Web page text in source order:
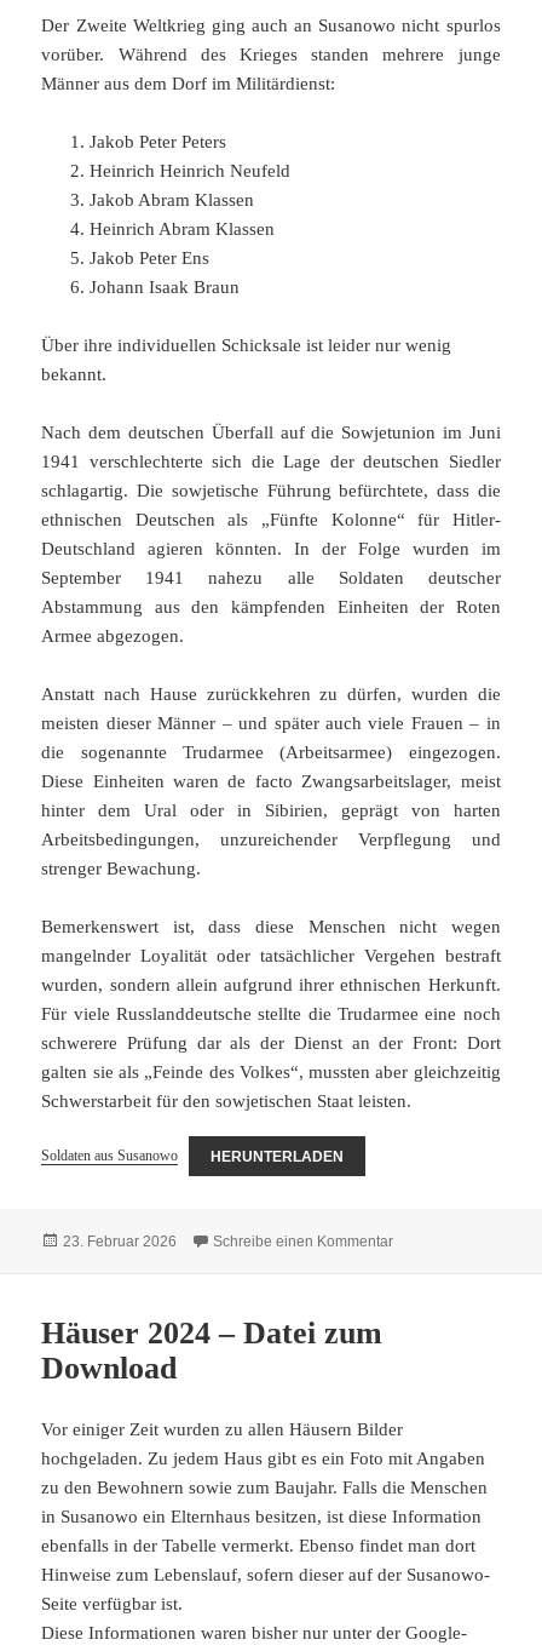
Der Zweite Weltkrieg ging auch an Susanowo nicht spurlos
vorüber. Während des Krieges standen mehrere junge
Männer aus dem Dorf im Militärdienst:
Jakob Peter Peters
Heinrich Heinrich Neufeld
Jakob Abram Klassen
Heinrich Abram Klassen
Jakob Peter Ens
Johann Isaak Braun
Über ihre individuellen Schicksale ist leider nur wenig
bekannt.
Nach dem deutschen Überfall auf die Sowjetunion im Juni
1941 verschlechterte sich die Lage der deutschen Siedler
schlagartig. Die sowjetische Führung befürchtete, dass die
ethnischen Deutschen als „Fünfte Kolonne“ für Hitler-
Deutschland agieren könnten. In der Folge wurden im
September 1941 nahezu alle Soldaten deutscher
Abstammung aus den kämpfenden Einheiten der Roten
Armee abgezogen.
Anstatt nach Hause zurückkehren zu dürfen, wurden die
meisten dieser Männer – und später auch viele Frauen – in
die sogenannte Trudarmee (Arbeitsarmee) eingezogen.
Diese Einheiten waren de facto Zwangsarbeitslager, meist
hinter dem Ural oder in Sibirien, geprägt von harten
Arbeitsbedingungen, unzureichender Verpflegung und
strenger Bewachung.
Bemerkenswert ist, dass diese Menschen nicht wegen
mangelnder Loyalität oder tatsächlicher Vergehen bestraft
wurden, sondern allein aufgrund ihrer ethnischen Herkunft.
Für viele Russlanddeutsche stellte die Trudarmee eine noch
schwerere Prüfung dar als der Dienst an der Front: Dort
galten sie als „Feinde des Volkes“, mussten aber gleichzeitig
Schwerstarbeit für den sowjetischen Staat leisten.
Soldaten aus Susanowo HERUNTERLADEN
Veröffentlicht
23. Februar 2026 Schreibe einen Kommentarzu Soldaten aus
Häuser 2024 – Datei zum
Download
Vor einiger Zeit wurden zu allen Häusern Bilder
hochgeladen. Zu jedem Haus gibt es ein Foto mit Angaben
zu den Bewohnern sowie zum Baujahr. Falls die Menschen
in Susanowo ein Elternhaus besitzen, ist diese Information
ebenfalls in der Tabelle vermerkt. Ebenso findet man dort
Hinweise zum Lebenslauf, sofern dieser auf der Susanowo-
Seite verfügbar ist.
Diese Informationen waren bisher nur unter der Google-